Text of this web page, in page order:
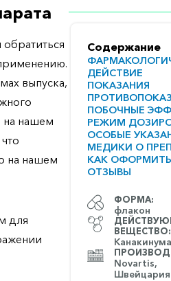
Содержание
ДЕЙСТВИЕ
ПОКАЗАНИЯ
ПОБОЧНЫЕ
РЕЖИМ
ОСОБЫЕ
МЕДИКИ О
КАК ОФОРМИТЬ
ОТЗЫВЫ
ФОРМА:
флакон
ВЕЩЕСТВО:
Novartis,
Швейцария
выпуска,
на нашем
на нашем
для